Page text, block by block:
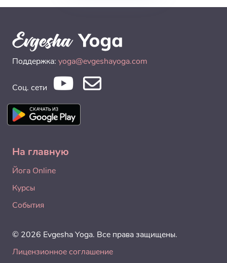
Поддержка: yoga@evgeshayoga.com
Соц. сети
На главную
Йога Online
Курсы
События
© 2026 Evgesha Yoga. Все права защищены.
Лицензионное соглашение